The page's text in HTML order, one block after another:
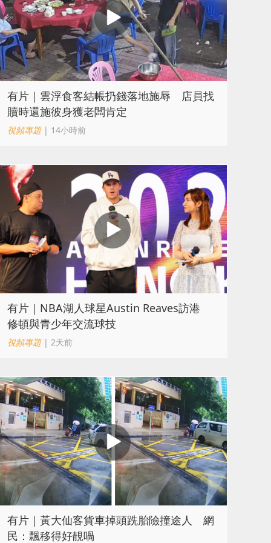
​有片｜雲浮食客結帳扔錢落地施辱 店員找
贖時還施彼身獲老闆肯定
視頻專題| 14小時前
有片｜NBA湖人球星Austin Reaves訪港
修頓與青少年交流球技
視頻專題| 2天前
有片｜黃大仙客貨車掉頭跣胎險撞途人 網
民：飄移得好靚喎